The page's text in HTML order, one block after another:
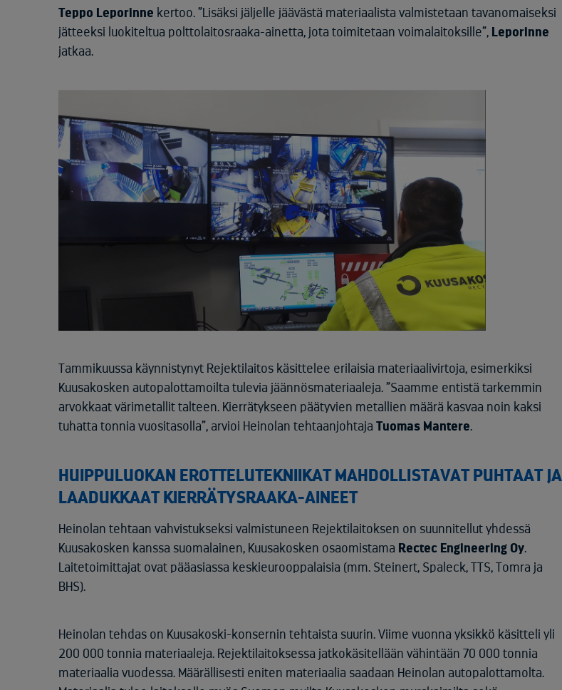
Teppo Leporinne kertoo. ”Lisäksi jäljelle jäävästä materiaalista valmistetaan tavanomaiseksi
jätteeksi luokiteltua polttolaitosraaka-ainetta, jota toimitetaan voimalaitoksille”, Leporinne
jatkaa.
Tammikuussa käynnistynyt Rejektilaitos käsittelee erilaisia materiaalivirtoja, esimerkiksi
Kuusakosken autopalottamoilta tulevia jäännösmateriaaleja. ”Saamme entistä tarkemmin
arvokkaat värimetallit talteen. Kierrätykseen päätyvien metallien määrä kasvaa noin kaksi
tuhatta tonnia vuositasolla”, arvioi Heinolan tehtaanjohtaja Tuomas Mantere.
HUIPPULUOKAN EROTTELUTEKNIIKAT MAHDOLLISTAVAT PUHTAAT JA
LAADUKKAAT KIERRÄTYSRAAKA-AINEET
Heinolan tehtaan vahvistukseksi valmistuneen Rejektilaitoksen on suunnitellut yhdessä
Kuusakosken kanssa suomalainen, Kuusakosken osaomistama Rectec Engineering Oy.
Laitetoimittajat ovat pääasiassa keskieurooppalaisia (mm. Steinert, Spaleck, TTS, Tomra ja
BHS).
Heinolan tehdas on Kuusakoski-konsernin tehtaista suurin. Viime vuonna yksikkö käsitteli yli
200 000 tonnia materiaaleja. Rejektilaitoksessa jatkokäsitellään vähintään 70 000 tonnia
materiaalia vuodessa. Määrällisesti eniten materiaalia saadaan Heinolan autopalottamolta.